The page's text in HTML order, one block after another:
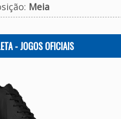
Meia
- JOGOS OFICIAIS